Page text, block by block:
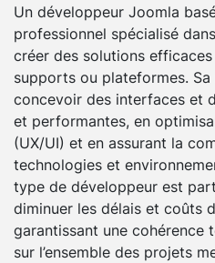
Un développeur Joomla
professionnel spécialisé
créer des solutions
supports ou plateformes.
concevoir des interfaces et
et performantes, en
(UX/UI) et en assurant la
technologies et
type de développeur est
diminuer les délais et coûts
garantissant une cohérence
sur l’ensemble des projets